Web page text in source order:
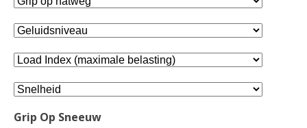
Grip Op Sneeuw